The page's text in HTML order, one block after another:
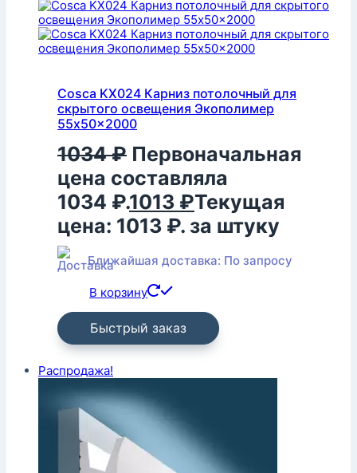
Cosca KX024 Карниз потолочный для
скрытого освещения Экополимер
55x50x2000
1034₽ Первоначальная
цена составляла
1034 ₽.1013 ₽Текущая
цена: 1013 ₽. за штуку
Ближайшая доставка: По запросу
В корзину
Быстрый заказ
Распродажа!